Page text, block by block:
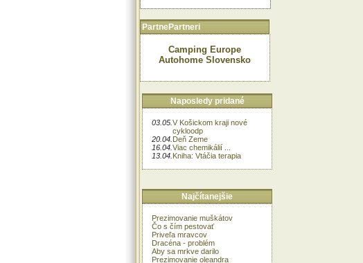
PartnePartneri
Camping Europe
Autohome Slovensko
Naposledy pridané
03.05. V Košickom kraji nové
cykloodp
20.04. Deň Zeme
16.04. Viac chemikálií ...
13.04. Kniha: Vtáčia terapia
Najčítanejšie
Prezimovanie muškátov
Čo s čím pestovať
Priveľa mravcov
Dracéna - problém
Aby sa mrkve darilo
Prezimovanie oleandra